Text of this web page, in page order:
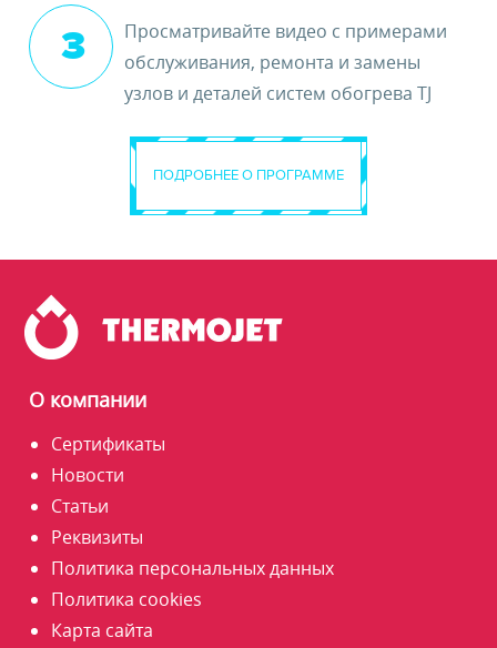
Просматривайте видео с примерами
обслуживания, ремонта и замены
узлов и деталей систем обогрева TJ
ПОДРОБНЕЕ О ПРОГРАММЕ
О компании
Сертификаты
Новости
Статьи
Реквизиты
Политика персональных данных
Политика cookies
Карта сайта